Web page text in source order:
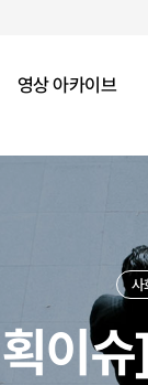
영상 아카이브
사
이슈